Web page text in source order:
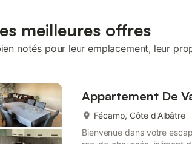
meilleures offres
notés pour leur emplacement, leur
Appartement De
Fécamp, Côte d'Albâtre
Bienvenue dans votre